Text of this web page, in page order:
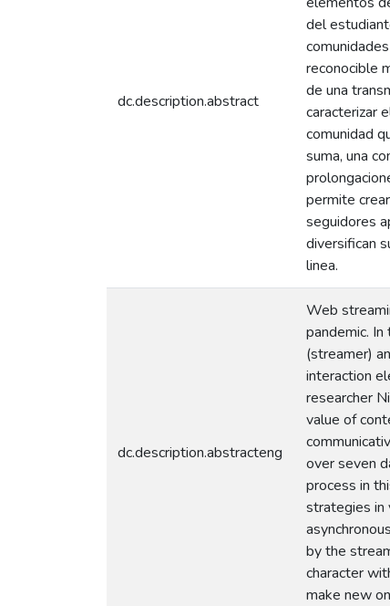
dc.description.abstract
del
reconocible
de una
caracterizar
comunidad
suma, una
permite
seguidores
diversifican
linea.
dc.description.abstracteng
Web
pandemic.
(streamer)
interaction
researcher
value of
over seven
process in
strategies in
by the
character
make new